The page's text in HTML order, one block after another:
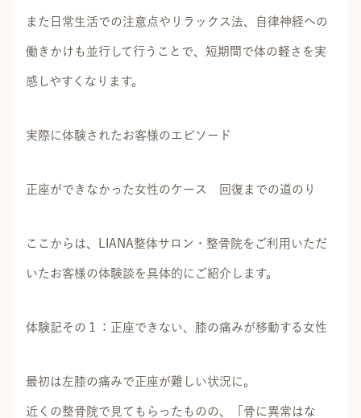
また日常生活での注意点やリラックス法、自律神経への
働きかけも並行して行うことで、短期間で体の軽さを実
感しやすくなります。
実際に体験されたお客様のエピソード
正座ができなかった女性のケース 回復までの道のり
ここからは、LIANA整体サロン・整骨院をご利用いただ
いたお客様の体験談を具体的にご紹介します。
体験記その１：正座できない、膝の痛みが移動する女性
最初は左膝の痛みで正座が難しい状況に。
近くの整骨院で見てもらったものの、「骨に異常はな